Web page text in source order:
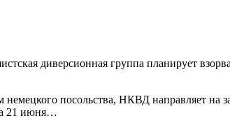
диверсионная группа планирует
посольства, НКВД направляет на
21 июня…